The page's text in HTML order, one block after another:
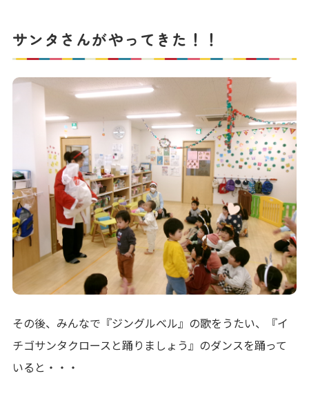
サンタさんがやってきた！！
その後、みんなで『ジングルベル』の歌をうたい、『イ
チゴサンタクロースと踊りましょう』のダンスを踊って
いると・・・